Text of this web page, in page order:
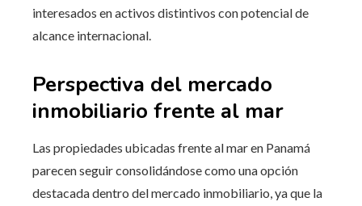
interesados en activos distintivos con potencial de
alcance internacional.
Perspectiva del mercado
inmobiliario frente al mar
Las propiedades ubicadas frente al mar en Panamá
parecen seguir consolidándose como una opción
destacada dentro del mercado inmobiliario, ya que la